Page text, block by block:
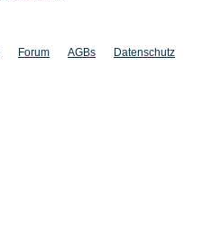
Forum AGBs Datenschutz